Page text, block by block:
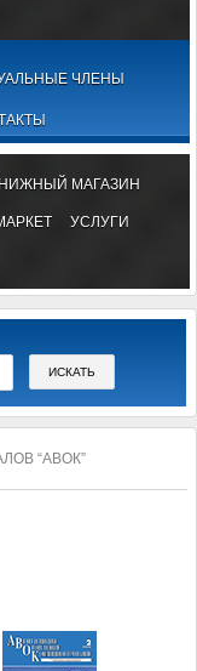
ЧЛЕНЫ
МАГАЗИН
УСЛУГИ
“АВОК”